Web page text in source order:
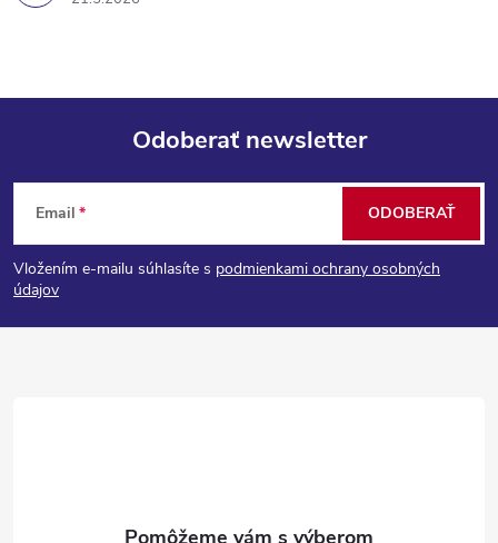
Z
á
p
Odoberať newsletter
Email
Vložením e-mailu súhlasíte s podmienkami ochrany osobných
údajov
ODOBERAŤ